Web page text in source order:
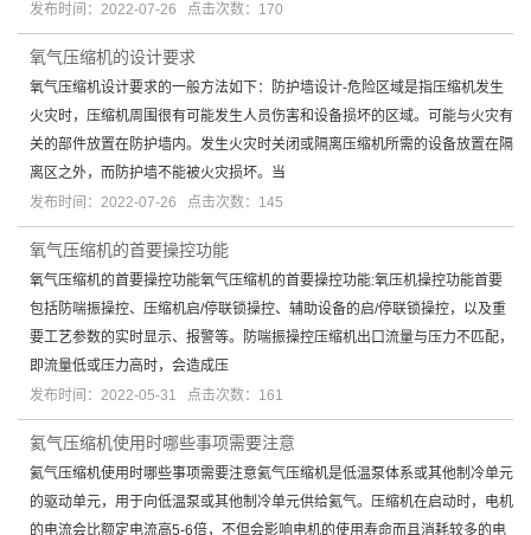
发布时间：2022-07-26 点击次数：170
氧气压缩机的设计要求
氧气压缩机设计要求的一般方法如下：防护墙设计-危险区域是指压缩机发生
火灾时，压缩机周围很有可能发生人员伤害和设备损坏的区域。可能与火灾有
关的部件放置在防护墙内。发生火灾时关闭或隔离压缩机所需的设备放置在隔
离区之外，而防护墙不能被火灾损坏。当
发布时间：2022-07-26 点击次数：145
氧气压缩机的首要操控功能
氧气压缩机的首要操控功能氧气压缩机的首要操控功能:氧压机操控功能首要
包括防喘振操控、压缩机启/停联锁操控、辅助设备的启/停联锁操控，以及重
要工艺参数的实时显示、报警等。防喘振操控压缩机出口流量与压力不匹配，
即流量低或压力高时，会造成压
发布时间：2022-05-31 点击次数：161
氦气压缩机使用时哪些事项需要注意
氦气压缩机使用时哪些事项需要注意氦气压缩机是低温泵体系或其他制冷单元
的驱动单元，用于向低温泵或其他制冷单元供给氦气。压缩机在启动时，电机
的电流会比额定电流高5-6倍，不但会影响电机的使用寿命而且消耗较多的电